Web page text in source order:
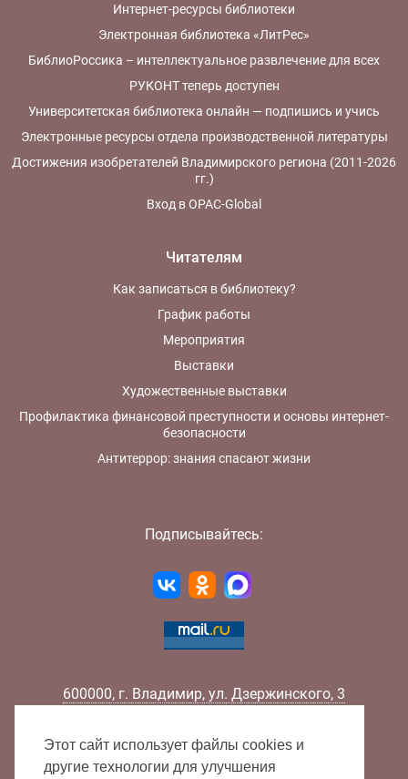
Интернет-ресурсы библиотеки
Электронная библиотека «ЛитРес»
БиблиоРоссика – интеллектуальное развлечение для всех
РУКОНТ теперь доступен
Университетская библиотека онлайн — подпишись и учись
Электронные ресурсы отдела производственной литературы
Достижения изобретателей Владимирского региона (2011-2026
гг.)
Вход в OPAC-Global
Читателям
Как записаться в библиотеку?
График работы
Мероприятия
Выставки
Художественные выставки
Профилактика финансовой преступности и основы интернет-
безопасности
Антитеррор: знания спасают жизни
Подписывайтесь:
600000, г. Владимир, ул. Дзержинского, 3
Факс:
+7 (4922) 32-52-88
E-mail:
info@lib33.ru
Этот сайт использует файлы cookies и
другие технологии для улучшения